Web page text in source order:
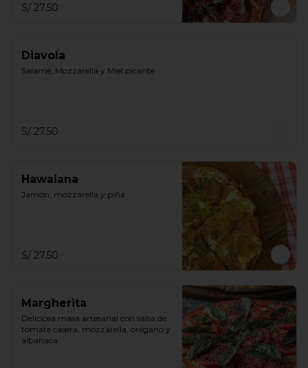
S/ 27.50
Diavola
Salame, Mozzarella y Miel picante
S/ 27.50
Hawaiana
Jamón, mozzarella y piña
S/ 27.50
Margherita
Deliciosa masa artesanal con salsa de
tomate casera, mozzarella, orégano y
albahaca